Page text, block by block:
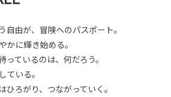
自由が、冒険へのパスポート。
かに輝き始める。
ているのは、何だろう。
ている。
ろがり、つながっていく。